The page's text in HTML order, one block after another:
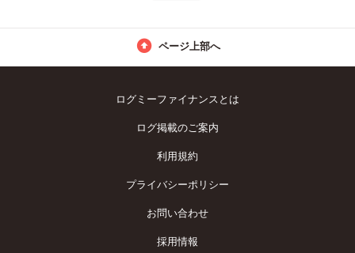
ページ上部へ
ログミーファイナンスとは
ログ掲載のご案内
利用規約
プライバシーポリシー
お問い合わせ
採用情報